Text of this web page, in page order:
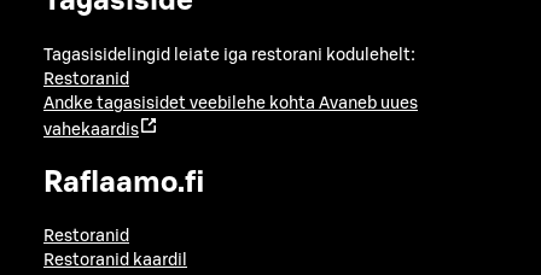
Tagasisidelingid leiate iga restorani kodulehelt:
Restoranid
Andke tagasisidet veebilehe kohta Avaneb uues
vahekaardis
Raflaamo.fi
Restoranid
Restoranid kaardil